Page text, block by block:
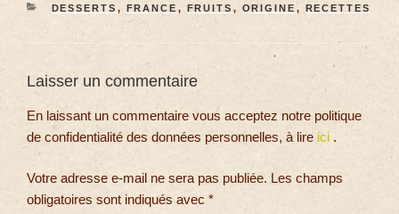
DESSERTS , FRANCE , FRUITS , ORIGINE , RECETTES
Laisser un commentaire
En laissant un commentaire vous acceptez notre politique
de confidentialité des données personnelles, à lire ici .
Votre adresse e-mail ne sera pas publiée. Les champs
obligatoires sont indiqués avec *